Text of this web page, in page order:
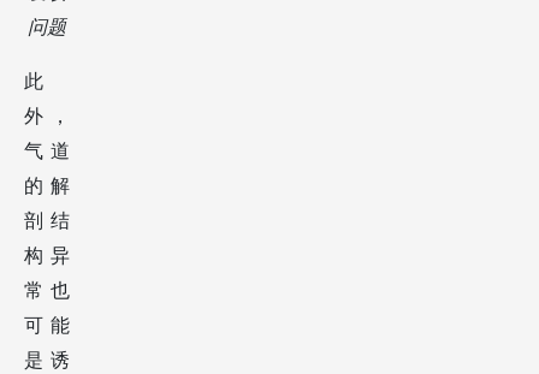
发该
此
外，
气道
的解
剖结
构异
常也
可能